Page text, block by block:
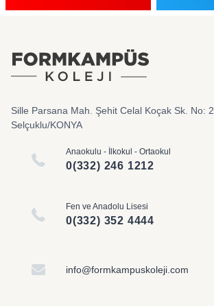
Sille Parsana Mah. Şehit Celal Koçak Sk. No: 2
Selçuklu/KONYA
Anaokulu - İlkokul - Ortaokul
0(332) 246 1212
Fen ve Anadolu Lisesi
0(332) 352 4444
info@formkampuskoleji.com